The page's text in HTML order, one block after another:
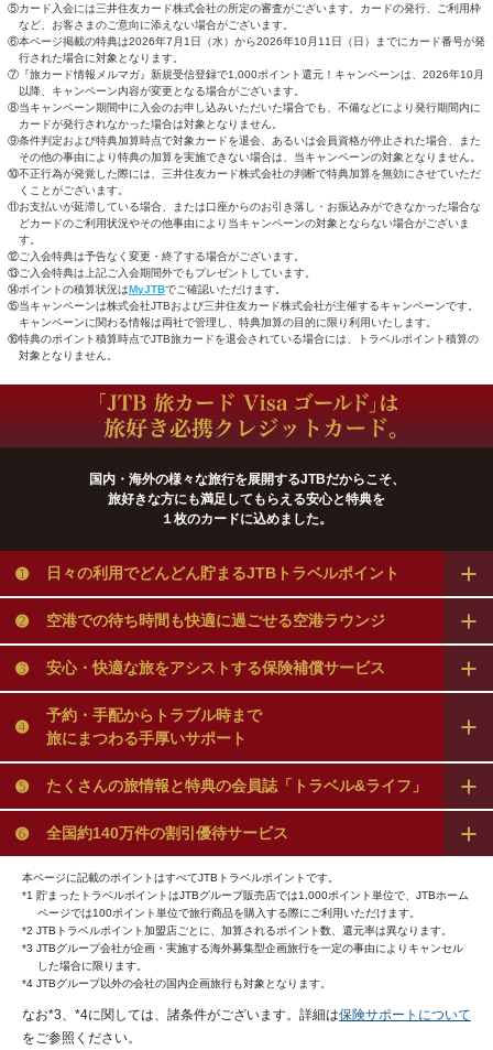
⑤カード入会には三井住友カード株式会社の所定の審査がございます。カードの発行、ご利用枠
など、お客さまのご意向に添えない場合がございます。
⑥本ページ掲載の特典は2026年7月1日（水）から2026年10月11日（日）までにカード番号が発
行された場合に対象となります。
⑦『旅カード情報メルマガ』新規受信登録で1,000ポイント還元！キャンペーンは、2026年10月
以降、キャンペーン内容が変更となる場合がございます。
⑧当キャンペーン期間中に入会のお申し込みいただいた場合でも、不備などにより発行期間内に
カードが発行されなかった場合は対象となりません。
⑨条件判定および特典加算時点で対象カードを退会、あるいは会員資格が停止された場合、また
その他の事由により特典の加算を実施できない場合は、当キャンペーンの対象となりません。
⑩不正行為が発覚した際には、三井住友カード株式会社の判断で特典加算を無効にさせていただ
くことがございます。
⑪お支払いが延滞している場合、または口座からのお引き落し・お振込みができなかった場合な
どカードのご利用状況やその他事由により当キャンペーンの対象とならない場合がございま
す。
⑫ご入会特典は予告なく変更・終了する場合がございます。
⑬ご入会特典は上記ご入会期間外でもプレゼントしています。
⑭ポイントの積算状況はMyJTBでご確認いただけます。
⑮当キャンペーンは株式会社JTBおよび三井住友カード株式会社が主催するキャンペーンです。
キャンペーンに関わる情報は両社で管理し、特典加算の目的に限り利用いたします。
⑯特典のポイント積算時点でJTB旅カードを退会されている場合には、トラベルポイント積算の
対象となりません。
国内・海外の様々な旅行を展開するJTBだからこそ、
旅好きな方にも満足してもらえる安心と特典を
１枚のカードに込めました。
➊ 日々の利用でどんどん貯まるJTBトラベルポイント
➋ 空港での待ち時間も快適に過ごせる空港ラウンジ
➌ 安心・快適な旅をアシストする保険補償サービス
➍
予約・手配からトラブル時まで
旅にまつわる手厚いサポート
➎ たくさんの旅情報と特典の会員誌「トラベル&ライフ」
➏ 全国約140万件の割引優待サービス
本ページに記載のポイントはすべてJTBトラベルポイントです。
*1 貯まったトラベルポイントはJTBグループ販売店では1,000ポイント単位で、JTBホーム
ページでは100ポイント単位で旅行商品を購入する際にご利用いただけます。
*2 JTBトラベルポイント加盟店ごとに、加算されるポイント数、還元率は異なります。
*3 JTBグループ会社が企画・実施する海外募集型企画旅行を一定の事由によりキャンセル
した場合に限ります。
*4 JTBグループ以外の会社の国内企画旅行も対象となります。
なお*3、*4に関しては、諸条件がございます。詳細は保険サポートについて
をご参照ください。